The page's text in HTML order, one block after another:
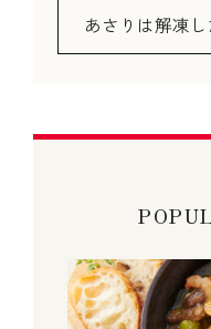
あさりは解凍し